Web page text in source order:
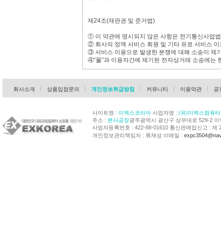
제24조(재판권 및 준거법)
① 이 약관에 명시되지 않은 사항은 전기통신사업
② 회사의 정액 서비스 회원 및 기타 유료 서비스
③ 서비스 이용으로 발생한 분쟁에 대해 소송이 제
④“몰”과 이용자간에 제기된 전자상거래 소송에는
회사소개 상품입점문의 개인정보취급방침 커뮤니티 이용약관 공
사이트명 : 이엑스코리아사업자명 : (유)이엑스컴퓨터
주소 : 본사공장광주광역시 광산구 상무대로 529-2 이
사업자등록번호 : 422-88-01610 통신판매업신고 : 제
개인정보관리책임자 : 류재성 이메일 :